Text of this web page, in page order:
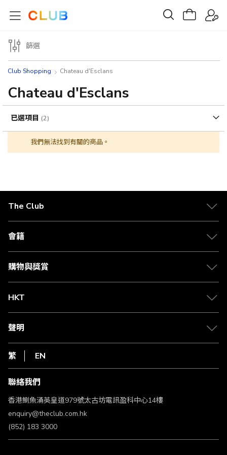
Club Shopping Chateau d'Esclans
Chateau d'Esclans
我們無法找到有關的商品。
篩選
已選項目
The Club
關於 The Club
合作夥伴
媒體中心
會籍
會籍及專屬禮遇
賺取積分
購物與獎賞
物流與配送
Club Shopping 商品領取站
常見問題
HKT
csl.
1010
HKT
聲明
私隱聲明
使用條款
條款及細則
不歧視及不騷擾聲明
認可牌照及通告
繁 EN
聯絡我們
香港鰂魚涌英皇道979號太古坊電訊盈科中心14樓
enquiry@theclub.com.hk
(852) 183 3000